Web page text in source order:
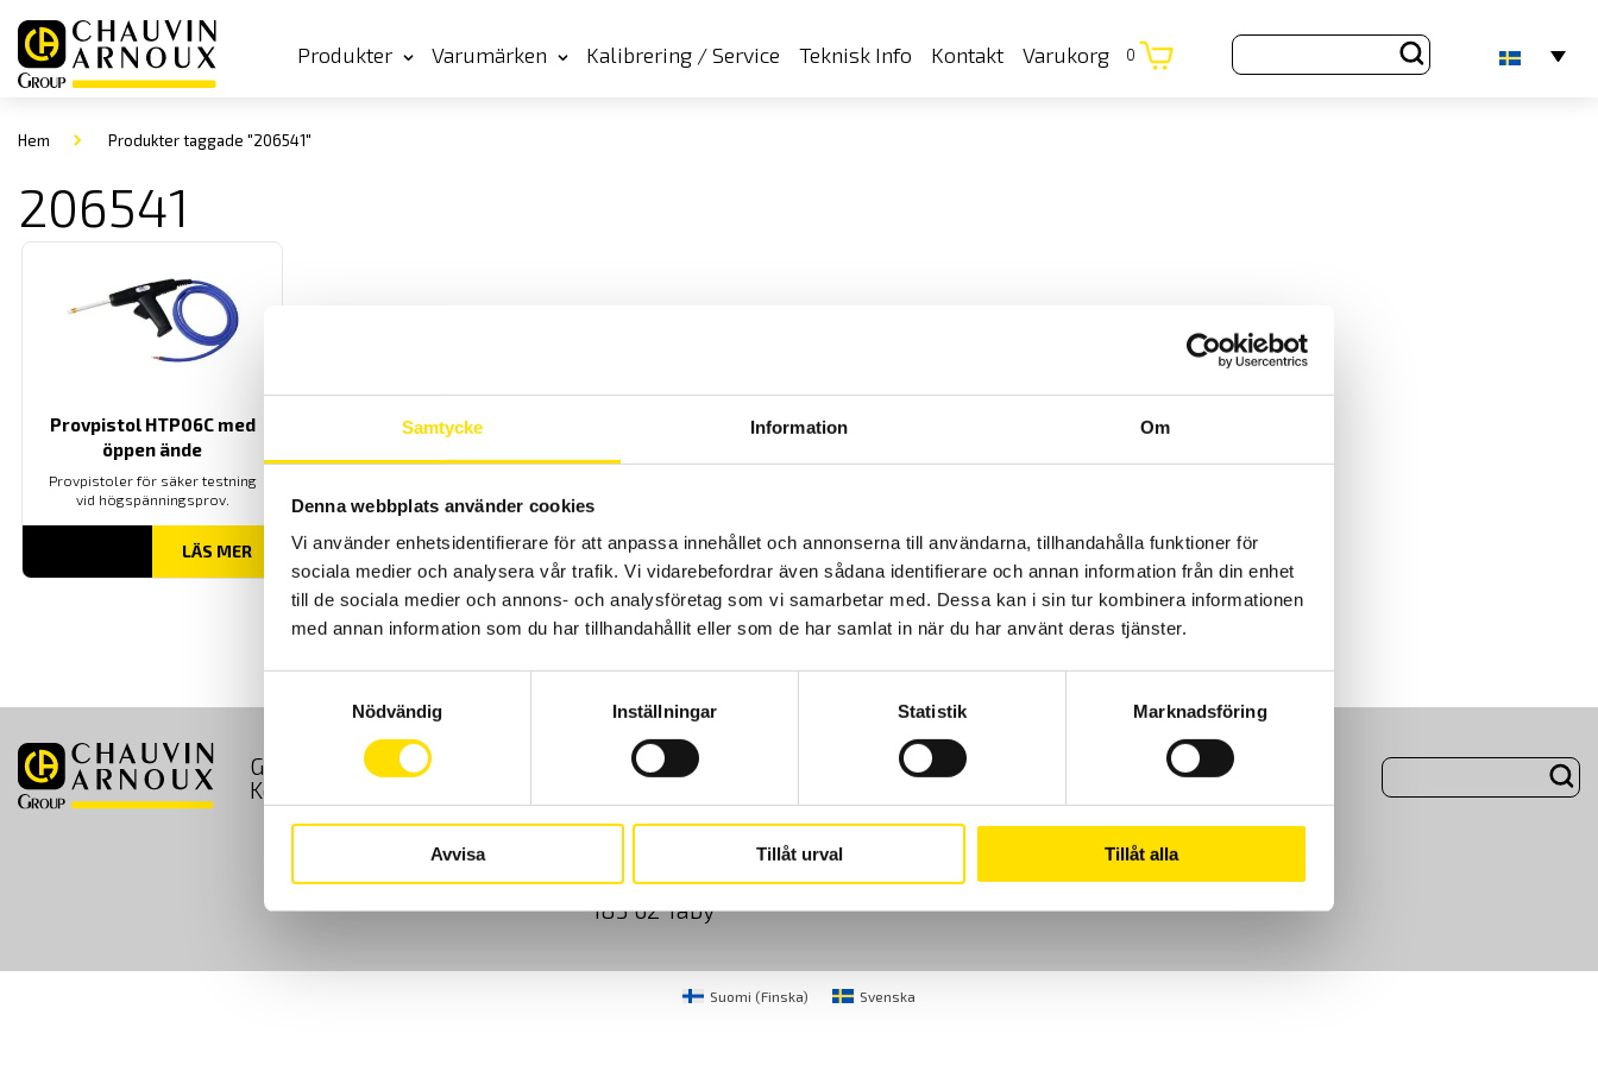
Samtycke Information Om
Denna webbplats använder cookies
Vi använder enhetsidentifierare för att anpassa innehållet och annonserna till användarna, tillhandahålla funktioner för
sociala medier och analysera vår trafik. Vi vidarebefordrar även sådana identifierare och annan information från din enhet
till de sociala medier och annons- och analysföretag som vi samarbetar med. Dessa kan i sin tur kombinera informationen
med annan information som du har tillhandahållit eller som de har samlat in när du har använt deras tjänster.
Nödvändig
Inställningar Statistik Marknadsföring
Avvisa Tillåt urval Tillåt alla
Produkter Varumärken Kalibrering / Service Teknisk Info Kontakt Varukorg 0
Hem Produkter taggade "206541"
206541
Provpistol HTP06C med
öppen ände
Provpistoler för säker testning
vid högspänningsprov.
LÄS MER
GDPR Köpvillkor Cookies Kundundersökning
Om Oss
Kontakt
Sjöflygvägen 35
183 62 Täby
info@camatsystem.com
Suomi (Finska) Svenska